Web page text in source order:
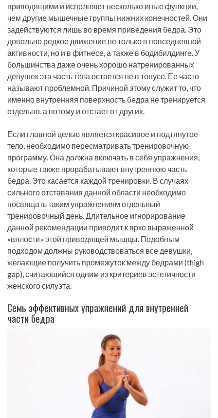
приводящими и исполняют несколько иные функции,
чем другие мышечные группы нижних конечностей. Они
задействуются лишь во время приведения бедра. Это
довольно редкое движение не только в повседневной
активности, но и в фитнесе, а также в бодибилдинге. У
большинства даже очень хорошо натренированных
девушек эта часть тела остается не в тонусе. Ее часто
называют проблемной. Причиной этому служит то, что
именно внутренняя поверхность бедра не тренируется
отдельно, а потому и отстает от других.
Если главной целью является красивое и подтянутое
тело, необходимо пересматривать тренировочную
программу. Она должна включать в себя упражнения,
которые также прорабатывают внутреннюю часть
бедра. Это касается каждой тренировки. В случаях
сильного отставания данной области необходимо
посвящать таким упражнениям отдельный
тренировочный день. Длительное игнорирование
данной рекомендации приводит к ярко выраженной
«вялости» этой приводящей мышцы. Подобным
подходом должны руководствоваться все девушки,
желающие получить промежуток между бедрами (thigh
gap), считающийся одним из критериев эстетичности
женского силуэта.
Семь эффективных упражнений для внутренней
части бедра